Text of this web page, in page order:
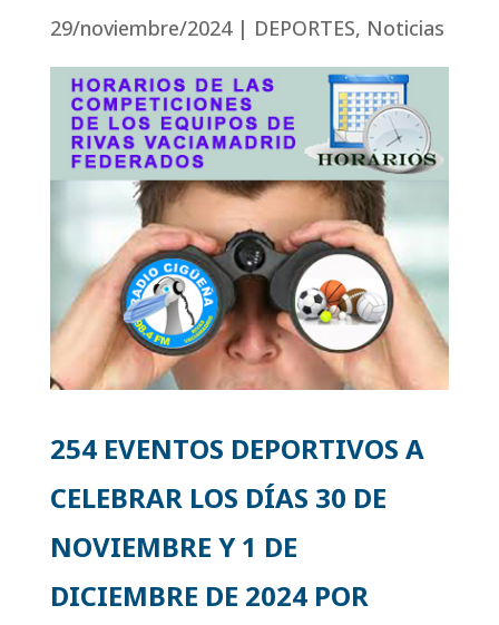
29/noviembre/2024| DEPORTES, Noticias
254 EVENTOS DEPORTIVOS A
CELEBRAR LOS DÍAS 30 DE
NOVIEMBRE Y 1 DE
DICIEMBRE DE 2024 POR